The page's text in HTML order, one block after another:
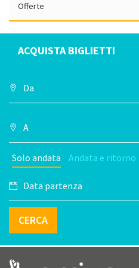
Offerte
ACQUISTA BIGLIETTI
Solo andata Andata e ritorno
CERCA